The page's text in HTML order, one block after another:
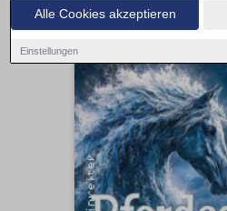
Alle Cookies akzeptieren
Einstellungen